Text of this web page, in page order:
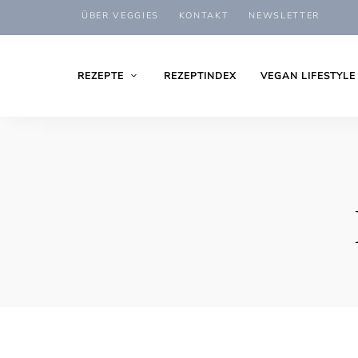
ÜBER VEGGIES KONTAKT NEWSLETTER
REZEPTE REZEPTINDEX VEGAN LIFESTYLE